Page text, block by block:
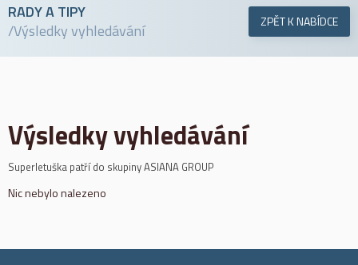
RADY A TIPY
/Výsledky vyhledávání
ZPĚT K NABÍDCE
Výsledky vyhledávání
Superletuška patří do skupiny ASIANA GROUP
Nic nebylo nalezeno